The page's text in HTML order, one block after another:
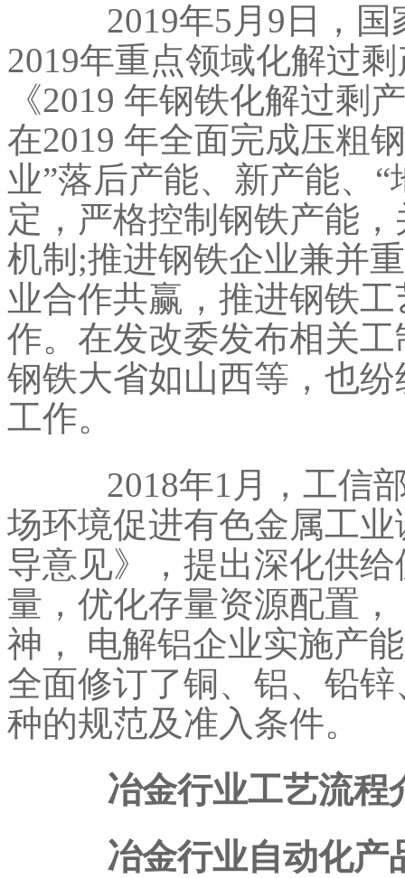
2019年5月9日，国
2019年重点领域化解过
《2019 年钢铁化解过剩
在2019 年全面完成压粗
业”落后产能、新产能、
定，严格控制钢铁产能
机制;推进钢铁企业兼并
业合作共赢，推进钢铁
作。在发改委发布相关
钢铁大省如山西等，也
工作。
2018年1月，工信部
场环境促进有色金属工
导意见》，提出深化供
量，优化存量资源配置
神， 电解铝企业实施产
全面修订了铜、铝、铅
种的规范及准入条件。
冶金行业工艺流程
冶金行业自动化产